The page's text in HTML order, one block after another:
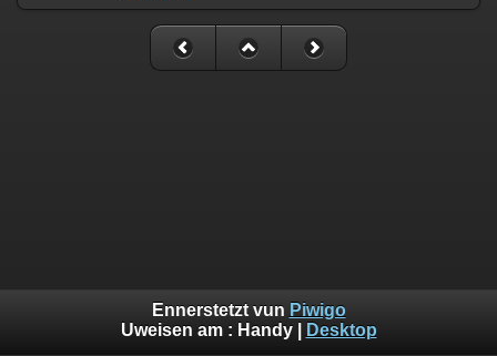
Ennerstetzt vun Piwigo
Uweisen am : Handy| Desktop